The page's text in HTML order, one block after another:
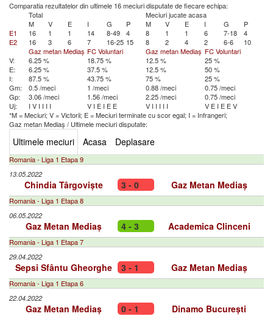
Comparatia rezultatelor din ultimele 16 meciuri disputate de fiecare echipa:
Total
Meciuri jucate acasa
M
V E I G P M V E I G
P
E1
16 1 1 14 8-49 4 8 1 1 6 7-18
4
E2
16 3 6 7 16-25 15 8 2 4 2 6-6
10
Gaz metan Mediaș FC Voluntari Gaz metan Mediaș FC Voluntari
V:
6.25 % 18.75 % 12.5 %
25 %
E:
6.25 % 37.5 % 12.5 %
50 %
I:
87.5 % 43.75 % 75 %
25 %
Gm:
0.5 /meci 1 /meci 0.88 /meci
0.75 /meci
Gp:
3.06 /meci 1.56 /meci 2.25 /meci
0.75 /meci
Uj:
I V I I I I V I E I E E V I I I I I V E I E EV
*M = Meciuri; V = Victorii; E = Meciuri terminate cu scor egal; I = Infrangeri;
Gaz metan Mediaș / Ultimele meciuri disputate:
Ultimele meciuri Acasa Deplasare
Romania - Liga 1 Etapa 9
13.05.2022
Chindia Târgoviște 3 - 0 Gaz Metan Mediaș
Romania - Liga 1 Etapa 8
06.05.2022
Gaz Metan Mediaș 4 - 3 Academica Clinceni
Romania - Liga 1 Etapa 7
29.04.2022
Sepsi Sfântu Gheorghe 3 - 1 Gaz Metan Mediaș
Romania - Liga 1 Etapa 6
22.04.2022
Gaz Metan Mediaș 0 - 1 Dinamo București